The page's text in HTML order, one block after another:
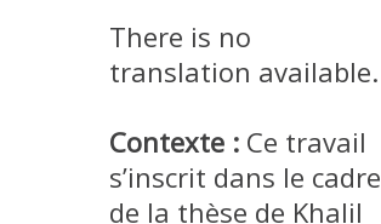
CURRENT PROJECTS
COMPLETED PROJECTS
REGULAR SEMINARS
TRAINING COURSES
There is no
translation available.
Contexte : Ce travail
s’inscrit dans le cadre
de la thèse de Khalil